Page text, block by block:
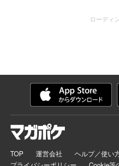
ローディ
TOP 運営会社 ヘルプ／使い